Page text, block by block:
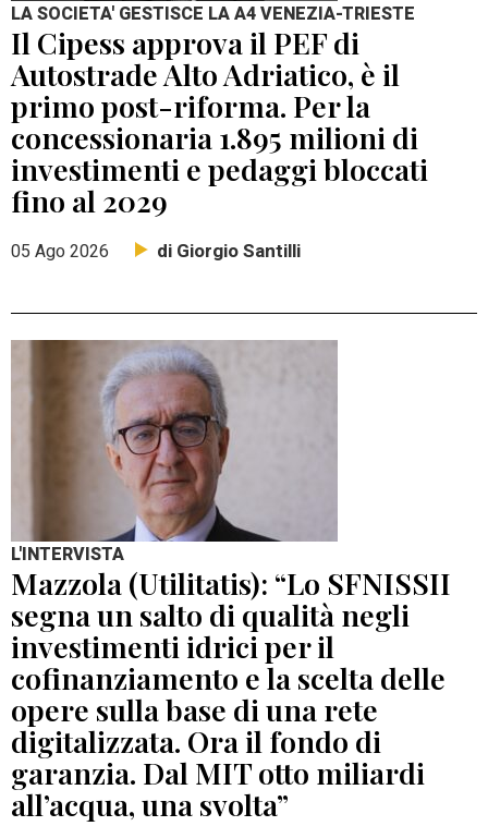
LA SOCIETA' GESTISCE LA A4 VENEZIA-TRIESTE
Il Cipess approva il PEF di
Autostrade Alto Adriatico, è il
primo post-riforma. Per la
concessionaria 1.895 milioni di
investimenti e pedaggi bloccati
fino al 2029
05 Ago 2026 di Giorgio Santilli
L'INTERVISTA
Mazzola (Utilitatis): “Lo SFNISSII
segna un salto di qualità negli
investimenti idrici per il
cofinanziamento e la scelta delle
opere sulla base di una rete
digitalizzata. Ora il fondo di
garanzia. Dal MIT otto miliardi
all’acqua, una svolta”